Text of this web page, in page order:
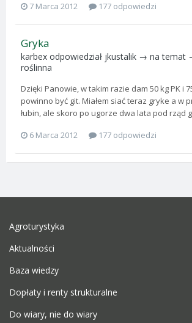
7 Marca 2012
177 odpowiedzi
Gryka
karbex odpowiedział jkustalik → na temat
roślinna
Dzięki Panowie, w takim razie dam 50 kg PK i
powinno być git. Miałem siać teraz gryke a w
łubin, ale skoro po ugorze dwa lata pod rząd
6 Marca 2012
177 odpowiedzi
Agroturystyka
Aktualności
Baza wiedzy
Dopłaty i renty strukturalne
Do wiary, nie do wiary